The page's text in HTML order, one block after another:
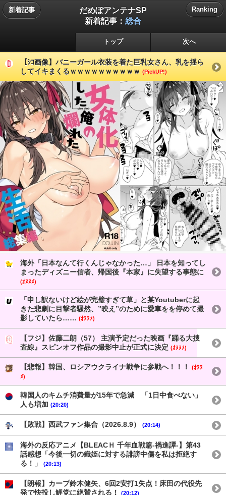
新着記事
だめぽアンテナSP
新着記事： 総合
Ranking
トップ 次へ
【ｼｺ画像】バニーガール衣装を着た巨乳女さん、乳を揺ら
してイキまくるｗｗｗｗｗｗｗｗｗｗ (PickUP!)
海外「日本なんて行くんじゃなかった…」 日本を知ってし
まったディズニー信者、帰国後『本家』に失望する事態に
(ｵﾇﾇﾒ)
「申し訳ないけど絵が完璧すぎて草」と某Youtuberに起
きた悲劇に目撃者騒然、”映え”のために愛車をを停めて撮
影していたら…… (ｵﾇﾇﾒ)
【フジ】佐藤二朗（57） 主演予定だった映画『踊る大捜
査線』スピンオフ作品の撮影中止が正式に決定 (ｵﾇﾇﾒ)
【悲報】韓国、ロシアウクライナ戦争に参戦へ！！！
(ｵﾇﾇ
ﾒ)
韓国人のキムチ消費量が15年で急減 「1日中食べない」
人も増加 (20:20)
【敗戦】西武ファン集合（2026.8.9） (20:14)
海外の反応アニメ【BLEACＨ 千年血戦篇-禍進譚-】第43
話感想「今後一切の織姫に対する誹謗中傷を私は拒絶す
る！」
(20:13)
【朗報】カープ鈴木健矢、6回2安打1失点！床田の代役先
発で快投し鯉党に絶賛される！
(20:12)